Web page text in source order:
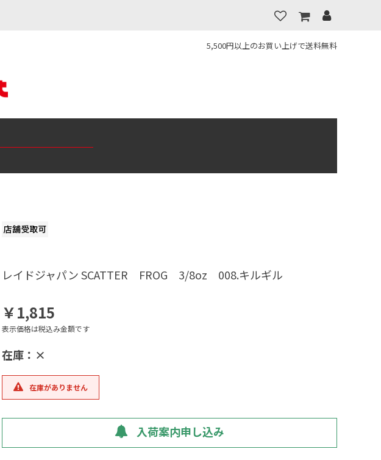
5,500円以上のお買い上げで送料無料
レイドジャパン SCATTER FROG 3/8oz 008.キルギル
￥1,815
表示価格は税込み金額です
在庫：×
在庫がありません
入荷案内申し込み